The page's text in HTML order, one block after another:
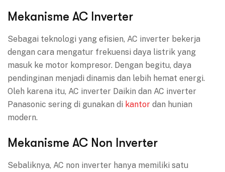
Mekanisme AC Inverter
Sebagai teknologi yang efisien, AC inverter bekerja
dengan cara mengatur frekuensi daya listrik yang
masuk ke motor kompresor. Dengan begitu, daya
pendinginan menjadi dinamis dan lebih hemat energi.
Oleh karena itu, AC inverter Daikin dan AC inverter
Panasonic sering di gunakan di kantor dan hunian
modern.
Mekanisme AC Non Inverter
Sebaliknya, AC non inverter hanya memiliki satu